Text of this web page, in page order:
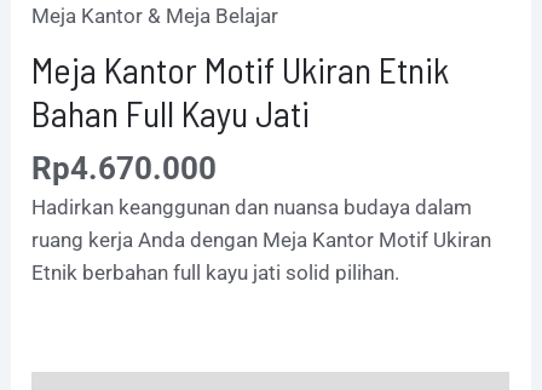
Meja Kantor & Meja Belajar
Meja Kantor Motif Ukiran Etnik
Bahan Full Kayu Jati
Rp4.670.000
Hadirkan keanggunan dan nuansa budaya dalam
ruang kerja Anda dengan Meja Kantor Motif Ukiran
Etnik berbahan full kayu jati solid pilihan.